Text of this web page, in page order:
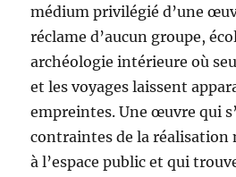
médium privilégié d’une
réclame d’aucun groupe,
archéologie intérieure où
et les voyages laissent
empreintes. Une œuvre qui
contraintes de la réalisation
à l’espace public et qui